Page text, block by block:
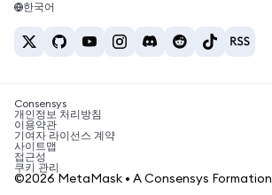
테더 가격
BTC를 INR로 환전
ETH를 USDT로 환전
USDT 매수
SHIB 매수
BNB 매수
솔라나 지갑
암호화폐 세금 뉴스
암호화폐 매수 방법
비트코인 매도 방법
한국어
Consensys
개인정보 처리방침
이용약관
기여자 라이선스 계약
사이트맵
접근성
쿠키 관리
©2026 MetaMask • A Consensys Formation